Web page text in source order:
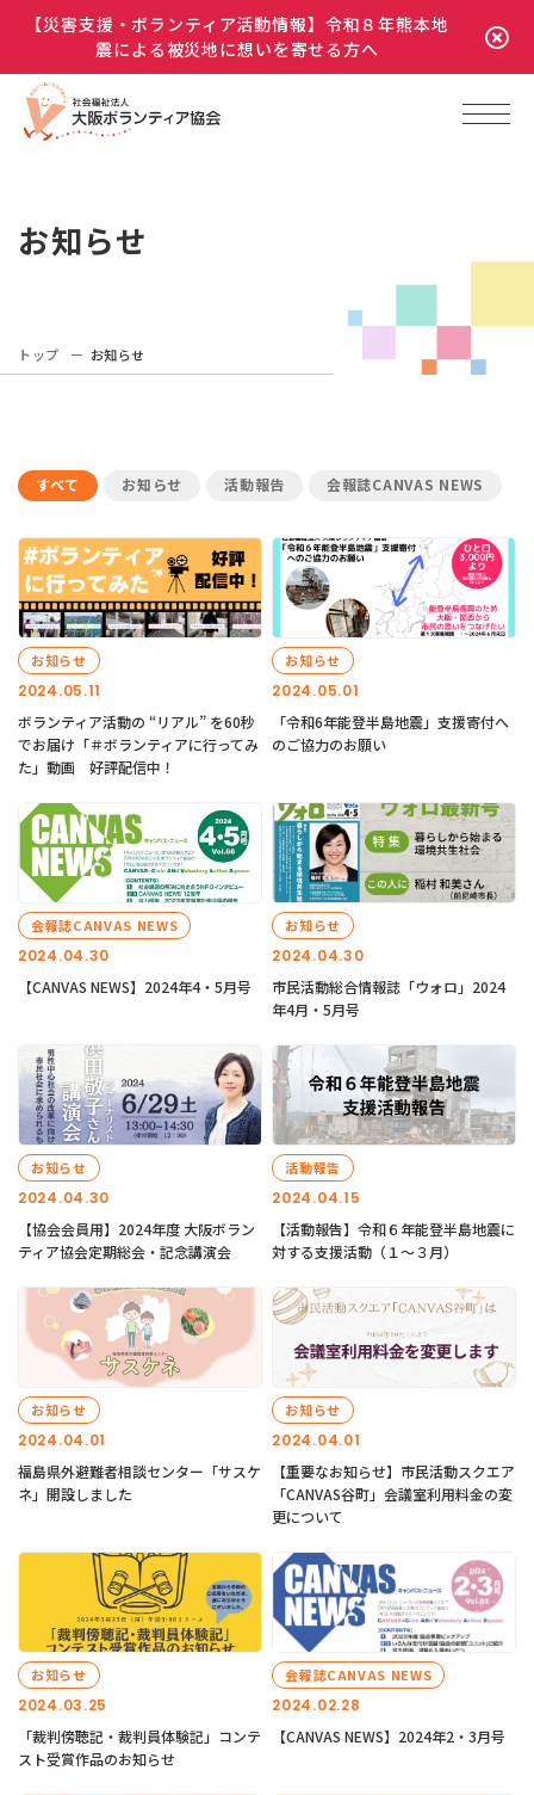
【災害支援・ボランティア活動情報】令和８年熊本地
震による被災地に想いを寄せる方へ
お知らせ
トップ お知らせ
すべて お知らせ 活動報告 会報誌CANVAS NEWS
2024.05.11
お知らせ
ボランティア活動の “リアル” を60秒
でお届け「＃ボランティアに行ってみ
た」動画 好評配信中！
2024.05.01
お知らせ
「令和6年能登半島地震」支援寄付へ
のご協力のお願い
2024.04.30
会報誌CANVAS NEWS
【CANVAS NEWS】2024年4・5月号
2024.04.30
お知らせ
市民活動総合情報誌「ウォロ」2024
年4月・5月号
2024.04.30
お知らせ
【協会会員用】2024年度 大阪ボラン
ティア協会定期総会・記念講演会
2024.04.15
活動報告
【活動報告】令和６年能登半島地震に
対する支援活動（１〜３月）
2024.04.01
お知らせ
福島県外避難者相談センター「サスケ
ネ」開設しました
2024.04.01
お知らせ
【重要なお知らせ】市民活動スクエア
「CANVAS谷町」会議室利用料金の変
更について
2024.03.25
お知らせ
「裁判傍聴記・裁判員体験記」コンテ
スト受賞作品のお知らせ
2024.02.28
会報誌CANVAS NEWS
【CANVAS NEWS】2024年2・3月号